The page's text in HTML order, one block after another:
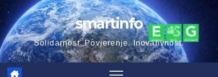
Skip
to
content
smartinfo
Solidarnost. Povjerenje. Inovativnost.